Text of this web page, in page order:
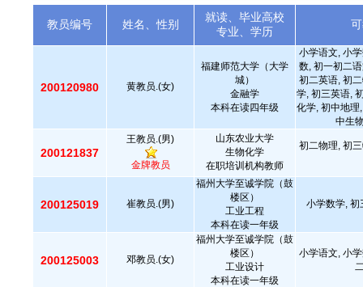
教员编号 姓名、性别
就读、毕业高校
专业、学历
200120980 黄教员.(女)
福建师范大学（大学
城）
金融学
本科在读四年级
小学语文, 小
数, 初一初二
初二英语, 初
学, 初三英语,
化学, 初中地理
中生
200121837
王教员.(男)
金牌教员
山东农业大学
生物化学
在职培训机构教师
初二物理, 初
200125019 崔教员.(男)
福州大学至诚学院（鼓
楼区）
工业工程
本科在读一年级
小学数学, 初
200125003 邓教员.(女)
福州大学至诚学院（鼓
楼区）
工业设计
本科在读一年级
小学语文, 小